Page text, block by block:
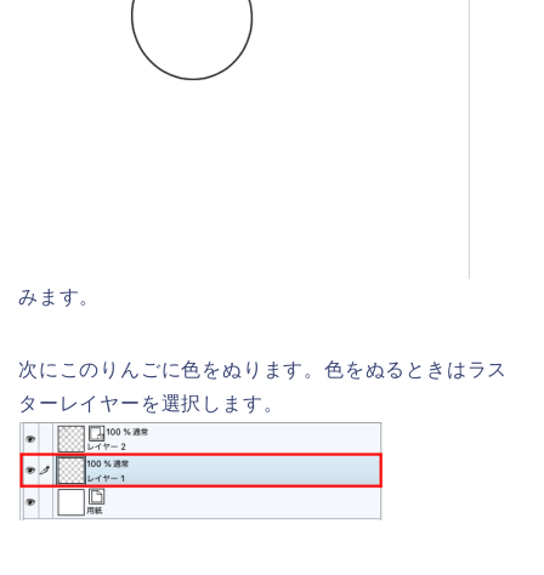
みます。
次にこのりんごに色をぬります。色をぬるときはラス
ターレイヤーを選択します。